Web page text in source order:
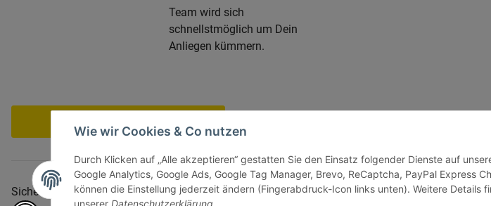
Wie wir Cookies & Co nutzen
Durch Klicken auf „Alle akzeptieren“ gestatten Sie den Einsatz folgender Dienste auf
Google Analytics, Google Ads, Google Tag Manager, Brevo, ReCaptcha, PayPal Express
können die Einstellung jederzeit ändern (Fingerabdruck-Icon links unten). Weitere Details
unserer Datenschutzerklärung
Team wird sich
schnellstmöglich um Dein
Anliegen kümmern.
Sicher bezahlen via: